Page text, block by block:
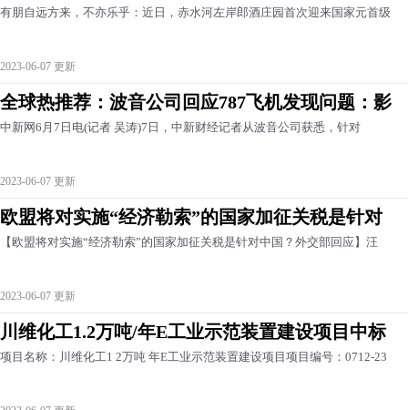
有朋自远方来，不亦乐乎：近日，赤水河左岸郎酒庄园首次迎来国家元首级
2023-06-07 更新
全球热推荐：波音公司回应787飞机发现问题：影
中新网6月7日电(记者 吴涛)7日，中新财经记者从波音公司获悉，针对
2023-06-07 更新
欧盟将对实施“经济勒索”的国家加征关税是针对
【欧盟将对实施“经济勒索”的国家加征关税是针对中国？外交部回应】汪
2023-06-07 更新
川维化工1.2万吨/年E工业示范装置建设项目中标
项目名称：川维化工1 2万吨 年E工业示范装置建设项目项目编号：0712-23